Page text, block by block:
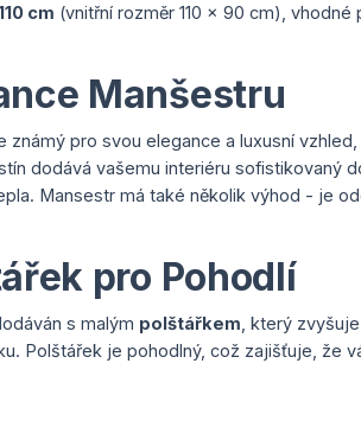
cm (vnitřní rozměr 110 x 90 cm),
Manšestru
známý pro svou elegance a luxusní
dodává vašemu interiéru sofistikovaný
Mansestr má také několik výhod - je
pro Pohodlí
s malým polštářkem , který
Polštářek je pohodlný, což zajišťuje, že